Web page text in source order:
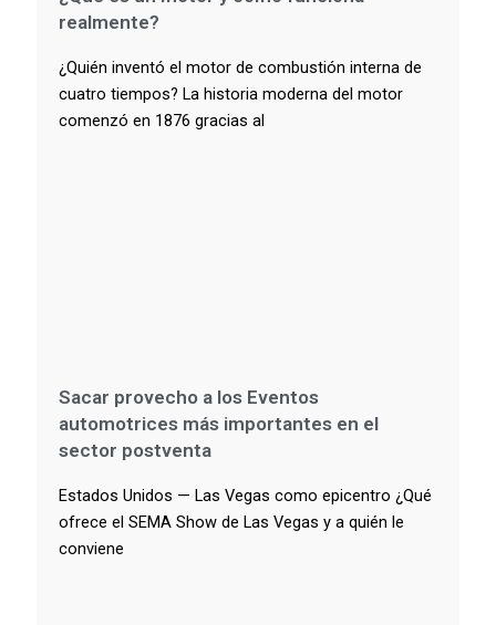
realmente?
¿Quién inventó el motor de combustión interna de
cuatro tiempos? La historia moderna del motor
comenzó en 1876 gracias al
Sacar provecho a los Eventos
automotrices más importantes en el
sector postventa
Estados Unidos — Las Vegas como epicentro ¿Qué
ofrece el SEMA Show de Las Vegas y a quién le
conviene